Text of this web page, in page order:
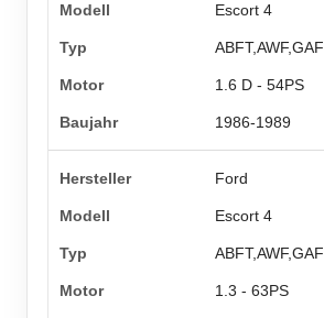
Escort 4
ABFT,AWF,GAF
1.6 D - 54PS
1986-1989
Ford
Escort 4
ABFT,AWF,GAF
1.3 - 63PS